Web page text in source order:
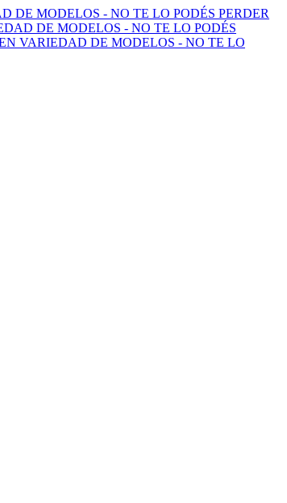
DE MODELOS - NO TE LO PODÉS PERDER
DE MODELOS - NO TE LO PODÉS
VARIEDAD DE MODELOS - NO TE LO